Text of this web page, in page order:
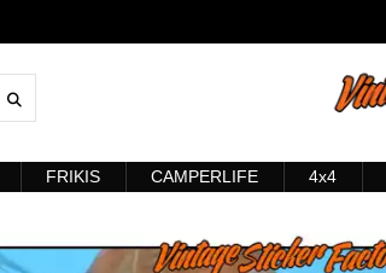
FRIKIS CAMPERLIFE 4x4